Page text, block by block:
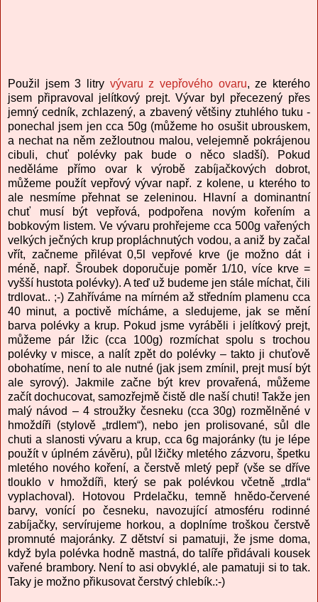
Použil jsem 3 litry vývaru z vepřového ovaru, ze kterého
jsem připravoval jelítkový prejt. Vývar byl přecezený přes
jemný cedník, zchlazený, a zbavený většiny ztuhlého tuku -
ponechal jsem jen cca 50g (můžeme ho osušit ubrouskem,
a nechat na něm zežloutnou malou, velejemně pokrájenou
cibuli, chuť polévky pak bude o něco sladší). Pokud
neděláme přímo ovar k výrobě zabíjačkových dobrot,
můžeme použít vepřový vývar např. z kolene, u kterého to
ale nesmíme přehnat se zeleninou. Hlavní a dominantní
chuť musí být vepřová, podpořena novým kořením a
bobkovým listem. Ve vývaru prohřejeme cca 500g vařených
velkých ječných krup propláchnutých vodou, a aniž by začal
vřít, začneme přilévat 0,5l vepřové krve (je možno dát i
méně, např. Šroubek doporučuje poměr 1/10, více krve =
vyšší hustota polévky). A teď už budeme jen stále míchat, čili
trdlovat.. ;-) Zahříváme na mírném až středním plamenu cca
40 minut, a poctivě mícháme, a sledujeme, jak se mění
barva polévky a krup. Pokud jsme vyráběli i jelítkový prejt,
můžeme pár lžic (cca 100g) rozmíchat spolu s trochou
polévky v misce, a nalít zpět do polévky – takto ji chuťově
obohatíme, není to ale nutné (jak jsem zmínil, prejt musí být
ale syrový). Jakmile začne být krev provařená, můžeme
začít dochucovat, samozřejmě čistě dle naší chuti! Takže jen
malý návod – 4 stroužky česneku (cca 30g) rozmělněné v
hmoždíři (stylově „trdlem“), nebo jen prolisované, sůl dle
chuti a slanosti vývaru a krup, cca 6g majoránky (tu je lépe
použít v úplném závěru), půl lžičky mletého zázvoru, špetku
mletého nového koření, a čerstvě mletý pepř (vše se dříve
tlouklo v hmoždíři, který se pak polévkou včetně „trdla“
vyplachoval). Hotovou Prdelačku, temně hnědo-červené
barvy, vonící po česneku, navozující atmosféru rodinné
zabíjačky, servírujeme horkou, a doplníme troškou čerstvě
promnuté majoránky. Z dětství si pamatuji, že jsme doma,
když byla polévka hodně mastná, do talíře přidávali kousek
vařené brambory. Není to asi obvyklé, ale pamatuji si to tak.
Taky je možno přikusovat čerstvý chlebík.:-)